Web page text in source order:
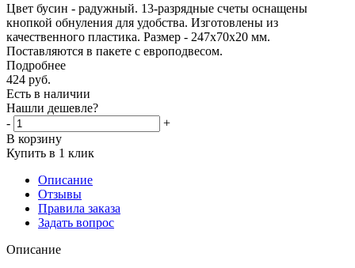
Цвет бусин - радужный. 13-разрядные счеты оснащены
кнопкой обнуления для удобства. Изготовлены из
качественного пластика. Размер - 247х70х20 мм.
Поставляются в пакете с европодвесом.
Подробнее
424 руб.
Есть в наличии
Нашли дешевле?
-
+
В корзину
Купить в 1 клик
Описание
Отзывы
Правила заказа
Задать вопрос
Описание